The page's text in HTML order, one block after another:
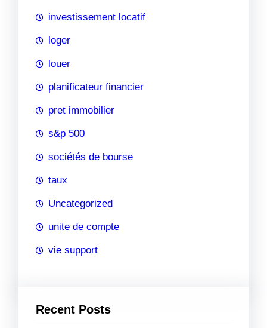
investissement locatif
loger
louer
planificateur financier
pret immobilier
s&p 500
sociétés de bourse
taux
Uncategorized
unite de compte
vie support
Recent Posts